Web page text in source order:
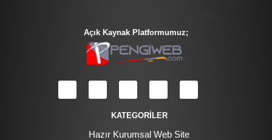
Açık Kaynak Platformumuz;
KATEGORİLER
Hazır Kurumsal Web Site